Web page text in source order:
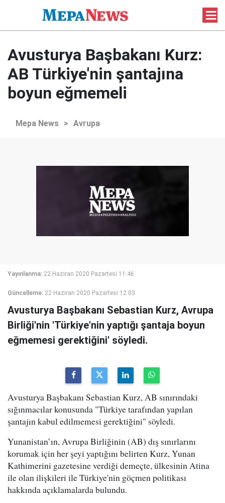
Avusturya Başbakanı Kurz:
AB Türkiye'nin şantajına
boyun eğmemeli
Mepa News > Avrupa
Yayınlanma: 22 Haziran 2020 Pazartesi 11:46
Güncelleme: 22 Haziran 2020 Pazartesi 12:03
Avusturya Başbakanı Sebastian Kurz, Avrupa
Birliği'nin 'Türkiye'nin yaptığı şantaja boyun
eğmemesi gerektiğini' söyledi.
Avusturya Başbakanı Sebastian Kurz, AB sınırındaki
sığınmacılar konusunda "Türkiye tarafından yapılan
şantajın kabul edilmemesi gerektiğini" söyledi.
Yunanistan’ın, Avrupa Birliğinin (AB) dış sınırlarını
korumak için her şeyi yaptığını belirten Kurz, Yunan
Kathimerini gazetesine verdiği demeçte, ülkesinin Atina
ile olan ilişkileri ile Türkiye'nin göçmen politikası
hakkında açıklamalarda bulundu.